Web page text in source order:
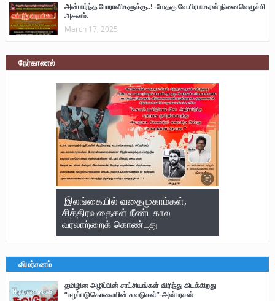
அன்பார்ந்த போராளிகளுக்கு..! -மேதகு வே.பிரபாகரன் நினைவெழுச்சி
அகவம்.
March 17, 2025
நேர்காணல்
இலங்கையில் வதைமுகாம்கள்,
சித்திரவதைகள் நீண்டகால
வரலாற்றைக் கொண்டது
விமர்சனம்
தமிழின அழிப்பின் சாட்சியங்கள் விரிந்து கிடக்கிறது
“ஈழப்படுகொலையின் சுவடுகள்”-அன்பரசன்